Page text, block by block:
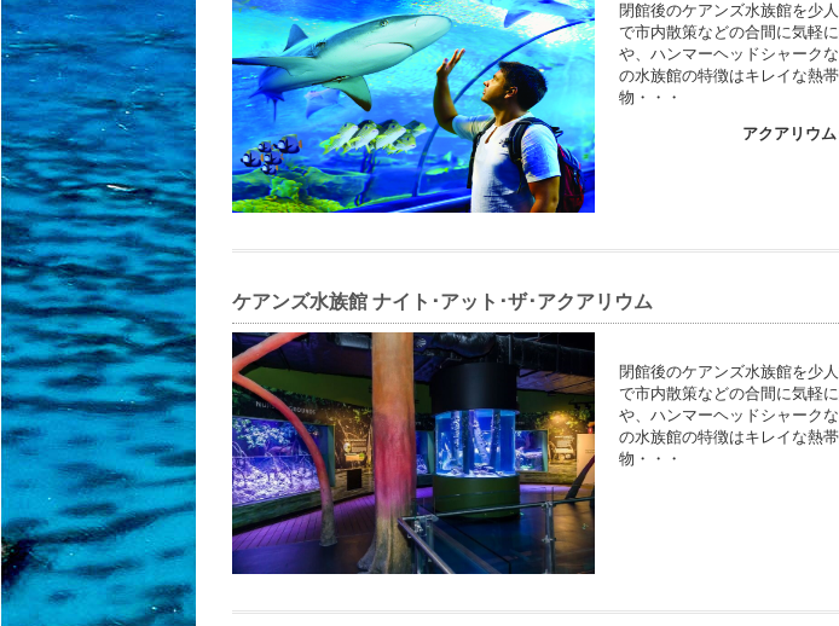
閉館後のケアンズ水族館を少
で市内散策などの合間に気軽
や、ハンマーヘッドシャーク
の水族館の特徴はキレイな熱
物・・・
アクアリウ
ケアンズ水族館 ナイト･アット･ザ･アクアリウム
閉館後のケアンズ水族館を少
で市内散策などの合間に気軽
や、ハンマーヘッドシャーク
の水族館の特徴はキレイな熱
物・・・